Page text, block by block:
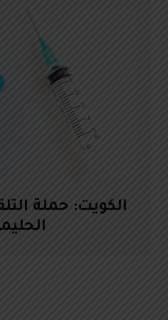
الكويت: حملة